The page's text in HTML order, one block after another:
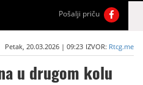
Pošalji priču
Petak, 20.03.2026 | 09:23 IZVOR: Rtcg.me
u drugom kolu